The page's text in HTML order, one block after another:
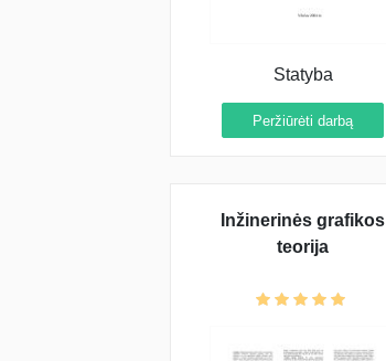
Statyba
Peržiūrėti darbą
Inžinerinės grafikos
teorija